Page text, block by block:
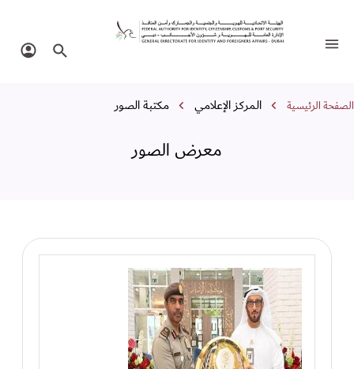
معرض الصور
تبديل التنقل البحث في
مسار التنقل
الصفحة الرئيسية المركز الإعلامي مكتبة الصور
معرض الصور